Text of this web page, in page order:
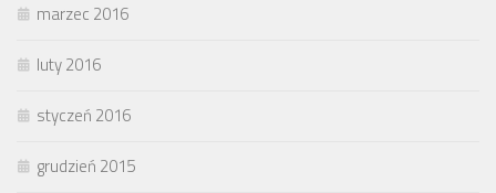
marzec 2016
luty 2016
styczeń 2016
grudzień 2015